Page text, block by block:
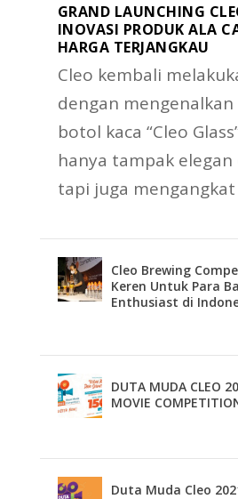
GRAND LAUNCHING
INOVASI PRODUK ALA
HARGA TERJANGKAU
Cleo kembali
dengan
botol kaca “Cleo
hanya tampak
tapi juga mengangkat
Cleo Brewing
Keren Untuk Para
Enthusiast di
DUTA MUDA CLEO
MOVIE
Duta Muda Cleo